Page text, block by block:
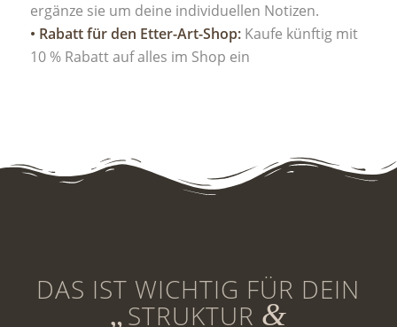
ergänze sie um deine individuellen Notizen.
• Rabatt für den Etter-Art-Shop:Kaufe künftig mit
10 % Rabatt auf alles im Shop ein
DAS IST WICHTIG FÜR DEIN
„STRUKTUR &